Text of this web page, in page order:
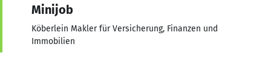
Minijob
Köberlein Makler für Versicherung, Finanzen und
Immobilien